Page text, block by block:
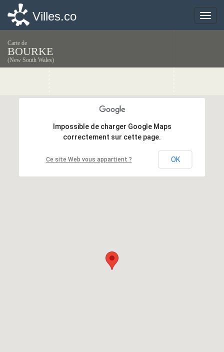
Toggle
Villes.co
Carte de
BOURKE
(New South Wales)
Impossible de charger Google Maps
correctement sur cette page.
Ce site Web vous appartient ? OK
Impossible de charger Google Maps
correctement sur cette page.
Ce site Web vous appartient ? OK
Toggle
Villes.co